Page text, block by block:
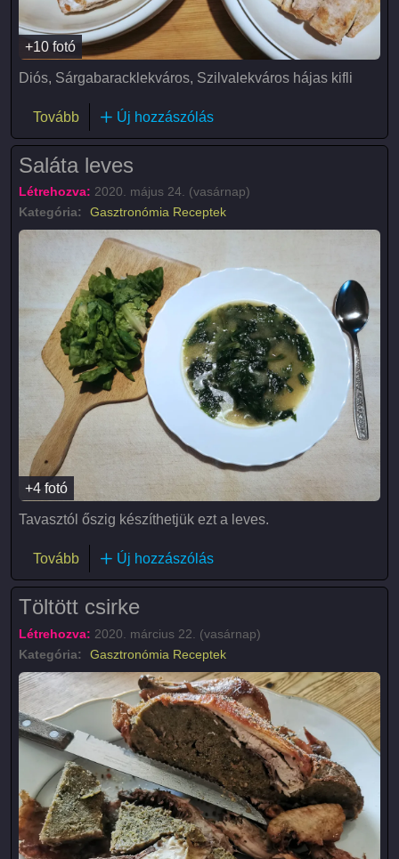
+10 fotó
Diós, Sárgabaracklekváros, Szilvalekváros hájas kifli
Tovább(Hájas kifli)Új hozzászólás
Saláta leves
Létrehozva: 2020. május 24. (vasárnap)
Kategória:
Gasztronómia Receptek
+4 fotó
Tavasztól őszig készíthetjük ezt a leves.
Tovább(Saláta leves)
Új hozzászólás
Töltött csirke
Létrehozva: 2020. március 22. (vasárnap)
Kategória:
Gasztronómia Receptek